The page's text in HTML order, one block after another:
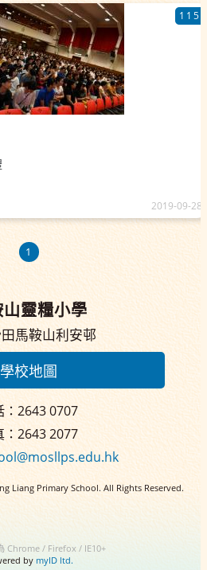
115
2019-09-28
1
靈糧小學
馬鞍山利安邨
學校地圖
：2643 0707
：2643 2077
Liang Primary School. All Rights Reserved.
Chrome / Firefox / IE10+
by myID ltd.